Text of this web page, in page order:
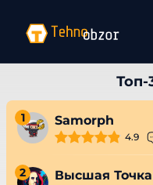
1 Samorph
4.9
2 Высшая Точка